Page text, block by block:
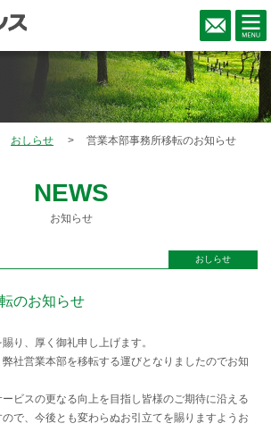
おしらせ 営業本部事務所移転のお知らせ
NEWS
お知らせ
おしらせ
のお知らせ
り、厚く御礼申し上げます。
社営業本部を移転する運びとなりましたのでお知
ビスの更なる向上を目指し皆様のご期待に沿える
で、今後とも変わらぬお引立てを賜りますようお